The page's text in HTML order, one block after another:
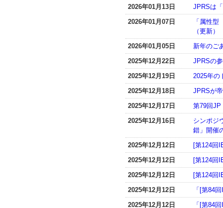
2026年01月13日
JPRSは
2026年01月07日
「属性
（更新）
2026年01月05日
新年のご
2025年12月22日
JPRSの
2025年12月19日
2025年の
2025年12月18日
JPRSが
2025年12月17日
第79回JP
2025年12月16日
シンポジ
錯」開催
2025年12月12日
[第124回
2025年12月12日
[第124回
2025年12月12日
[第124回
2025年12月12日
「[第84
2025年12月12日
「[第84